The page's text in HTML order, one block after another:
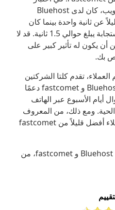
حديث أجراه ناقد استضافة الويب، كان لدى Bluehost
عن ثانية واحدة بينما كان
fastcomet متوسط وقت استجابة يبلغ حوالي 1.5 ثانية. قد لا
أن يكون له تأثير كبير على
بك.
العملاء، تقدم كلتا الشركتين
خدمة ممتازة. يوفر كل من Bluehost و fastcomet دعمًا
أيام الأسبوع عبر الهاتف
الحية. ومع ذلك، من المعروف
أن Bluehost لديها خدمة عملاء أفضل قليلاً من fastcomet
عند مقارنة خدمات استضافة Bluehost و fastcomet، من